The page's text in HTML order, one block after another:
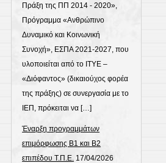
Πράξη της ΠΠ 2014 - 2020»,
Πρόγραμμα «Ανθρώπινο
Δυναμικό και Κοινωνική
Συνοχή», ΕΣΠΑ 2021-2027, που
υλοποιείται από το ΙΤΥΕ –
«Διόφαντος» (δικαιούχος φορέα
της πράξης) σε συνεργασία με το
ΙΕΠ, πρόκειται να […]
Έναρξη προγραμμάτων
επιμόρφωσης Β1 και Β2
επιπέδου Τ.Π.Ε. 17/04/2026